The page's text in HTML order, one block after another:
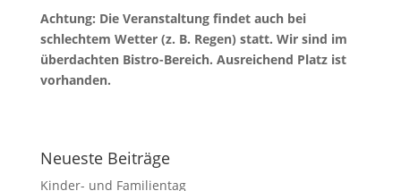
Achtung: Die Veranstaltung findet auch bei
schlechtem Wetter (z. B. Regen) statt. Wir sind im
überdachten Bistro-Bereich. Ausreichend Platz ist
vorhanden.
Neueste Beiträge
Kinder- und Familientag